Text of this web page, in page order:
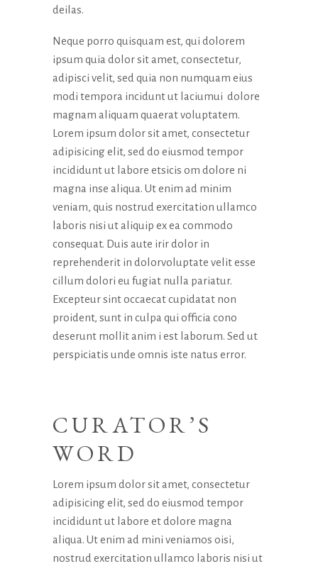
deilas.
Neque porro quisquam est, qui dolorem
ipsum quia dolor sit amet, consectetur,
adipisci velit, sed quia non numquam eius
modi tempora incidunt ut laciumui dolore
magnam aliquam quaerat voluptatem.
Lorem ipsum dolor sit amet, consectetur
adipisicing elit, sed do eiusmod tempor
incididunt ut labore etsicis om dolore ni
magna inse aliqua. Ut enim ad minim
veniam, quis nostrud exercitation ullamco
laboris nisi ut aliquip ex ea commodo
consequat. Duis aute irir dolor in
reprehenderit in dolorvoluptate velit esse
cillum dolori eu fugiat nulla pariatur.
Excepteur sint occaecat cupidatat non
proident, sunt in culpa qui officia cono
deserunt mollit anim i est laborum. Sed ut
perspiciatis unde omnis iste natus error.
CURATOR’S
WORD
Lorem ipsum dolor sit amet, consectetur
adipisicing elit, sed do eiusmod tempor
incididunt ut labore et dolore magna
aliqua. Ut enim ad mini veniamos oisi,
nostrud exercitation ullamco laboris nisi ut